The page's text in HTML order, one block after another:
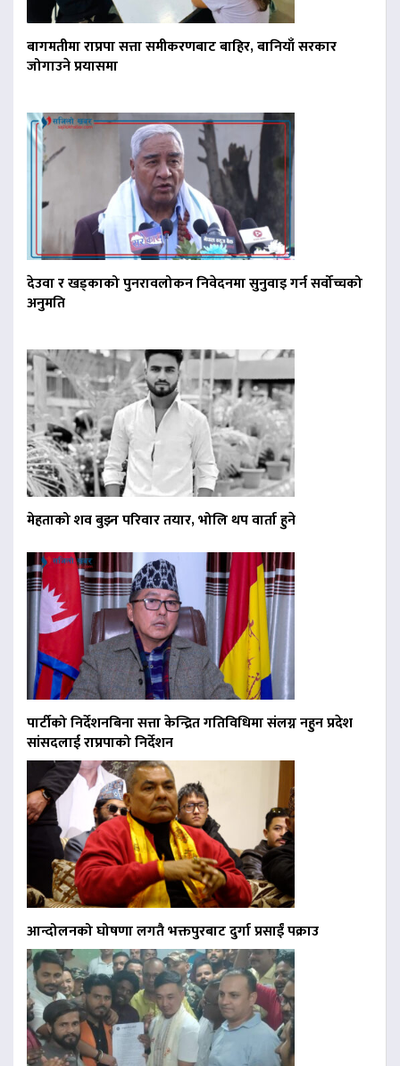
बागमतीमा राप्रपा सत्ता समीकरणबाट बाहिर, बानियाँ सरकार
जोगाउने प्रयासमा
देउवा र खड्काको पुनरावलोकन निवेदनमा सुनुवाइ गर्न सर्वोच्चको
अनुमति
मेहताको शव बुझ्न परिवार तयार, भोलि थप वार्ता हुने
पार्टीको निर्देशनबिना सत्ता केन्द्रित गतिविधिमा संलग्न नहुन प्रदेश
सांसदलाई राप्रपाको निर्देशन
आन्दोलनको घोषणा लगतै भक्तपुरबाट दुर्गा प्रसाईं पक्राउ